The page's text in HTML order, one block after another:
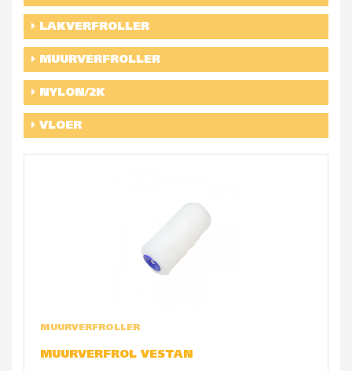
LAKVERFROLLER
MUURVERFROLLER
NYLON/2K
VLOER
MUURVERFROLLER
MUURVERFROL VESTAN